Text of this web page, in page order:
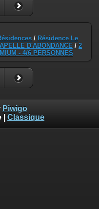
/ Résidence Le
D'ABONDANCE / 2
- 4/6 PERSONNES
Piwigo
Classique